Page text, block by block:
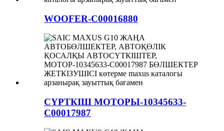
WOOFER-C00016880
СҮРТКІШ МОТОРЫ-10345633-
C00017987